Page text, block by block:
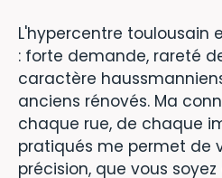
L'hypercentre toulousain
: forte demande, rareté
caractère
anciens rénovés. Ma
chaque rue, de chaque
pratiqués me permet de
précision, que vous